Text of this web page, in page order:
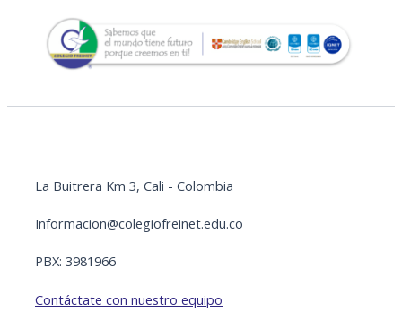
La Buitrera Km 3, Cali - Colombia
Informacion@colegiofreinet.edu.co
PBX: 3981966
Contáctate con nuestro equipo